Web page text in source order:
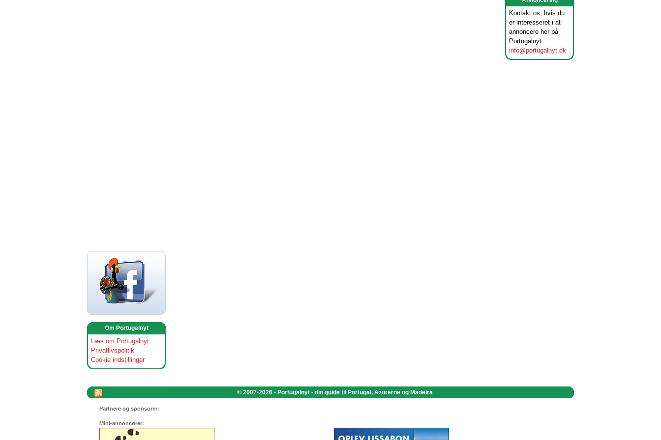
Kontakt os, hvis du
er interesseret i at
annoncere her på
Portugalnyt:
info@portugalnyt.dk
Om Portugalnyt
Læs om Portugalnyt
Privatlivspolitik
Cookie indstillinger
© 2007-2026 - Portugalnyt - din guide til Portugal, Azorerne og Madeira
Partnere og sponsorer:
Mini-annoncører: